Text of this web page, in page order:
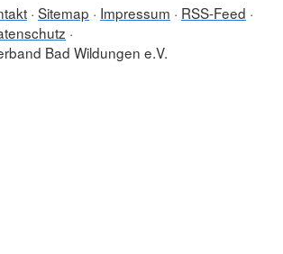
Sitemap Impressum
RSS-Feed
Bad Wildungen e.V.